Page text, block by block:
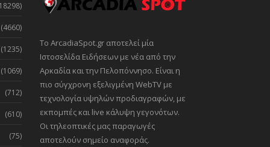
(4660)
(1235)
(1069)
(712)
(610)
(75)
Το ArcadiaSpot.gr αποτελεί μία
Ιστοσελίδα Ειδήσεων με νέα από την
Αρκαδία και την Πελοπόννησο. Είναι η
πιο σύγχρονη εξελιγμένη WebTV με
τεχνολογία υψηλών προδιαγραφών, με
εκπομπές και live κάλυψη γεγονότων.
Οι τηλεοπτικές μας παραγωγές
αποτελούν σημείο αναφοράς.